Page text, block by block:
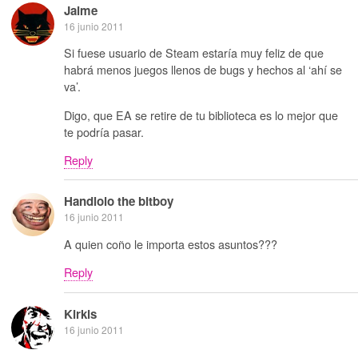
Jaime
16 junio 2011
Si fuese usuario de Steam estaría muy feliz de que
habrá menos juegos llenos de bugs y hechos al ‘ahí se
va’.
Digo, que EA se retire de tu biblioteca es lo mejor que
te podría pasar.
Reply
Handlolo the bitboy
16 junio 2011
A quien coño le importa estos asuntos???
Reply
Kirkis
16 junio 2011